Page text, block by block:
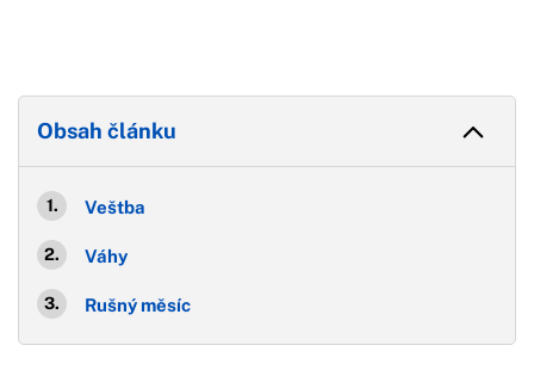
Obsah článku
Veštba
Váhy
Rušný měsíc